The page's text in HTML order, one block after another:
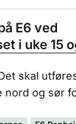
E6 ved
i uke 15
skal
nord og sør